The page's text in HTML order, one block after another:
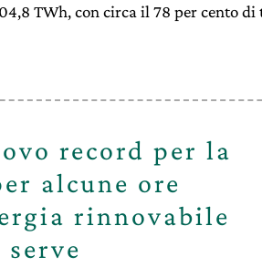
TWh, con circa il 78 per cento di
record per la
alcune ore
rinnovabile